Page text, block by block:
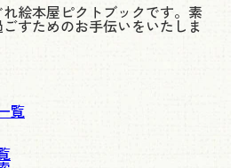
絵本屋ピクトブックです。素
すためのお手伝いをいたしま
覧